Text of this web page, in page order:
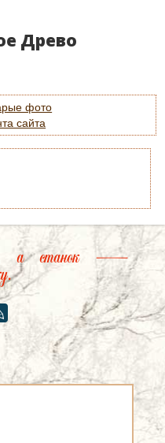
Древо
фото
сайта
а станок —